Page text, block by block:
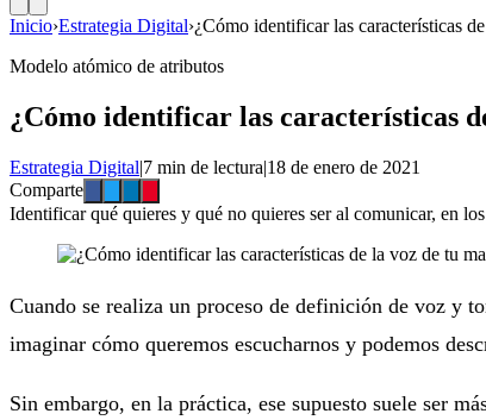
Inicio›Estrategia Digital›¿Cómo identificar las características
Modelo atómico de atributos
¿Cómo identificar las características
Estrategia Digital|7 min de lectura|18 de enero de 2021
Comparte
Identificar qué quieres y qué no quieres ser al comunicar, en
Cuando se realiza un proceso de definición de voz y
imaginar cómo queremos escucharnos y podemos
Sin embargo, en la práctica, ese supuesto suele ser